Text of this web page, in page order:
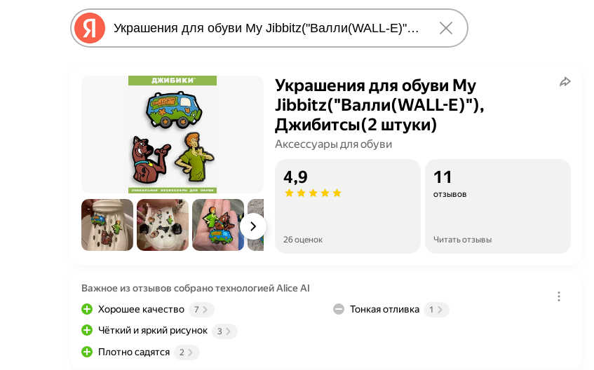
Украшения для обуви My
Jibbitz("Валли(WALL-E)"),
Джибитсы(2 штуки)
Аксессуары для обуви
4,9
26 оценок
11
отзывов
Читать отзывы
Важное из отзывов собрано технологией Alice AI
Хорошее качество
7
Чёткий и яркий рисунок 3
Плотно садятся 2
Тонкая отливка 1